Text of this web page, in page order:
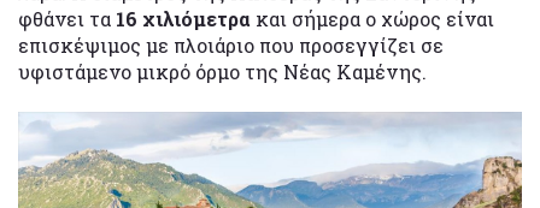
φθάνει τα 16 χιλιόμετρα και σήμερα ο χώρος είναι
επισκέψιμος με πλοιάριο που προσεγγίζει σε
υφιστάμενο μικρό όρμο της Νέας Καμένης.